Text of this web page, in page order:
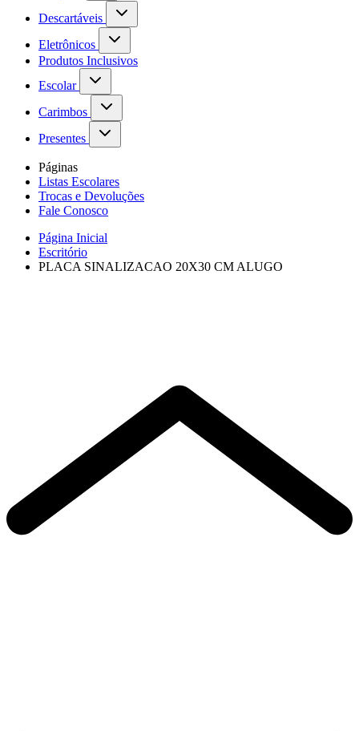
Descartáveis
Eletrônicos
Produtos Inclusivos
Escolar
Carimbos
Presentes
Páginas
Listas Escolares
Trocas e Devoluções
Fale Conosco
Página Inicial
Escritório
PLACA SINALIZACAO 20X30 CM ALUGO